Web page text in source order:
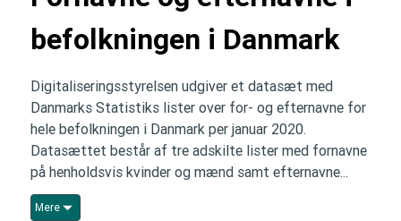
befolkningen i Danmark
Digitaliseringsstyrelsen udgiver et datasæt med
Danmarks Statistiks lister over for- og efternavne for
hele befolkningen i Danmark per januar 2020.
Datasættet består af tre adskilte lister med fornavne
på henholdsvis kvinder og mænd samt efternavne...
Mere